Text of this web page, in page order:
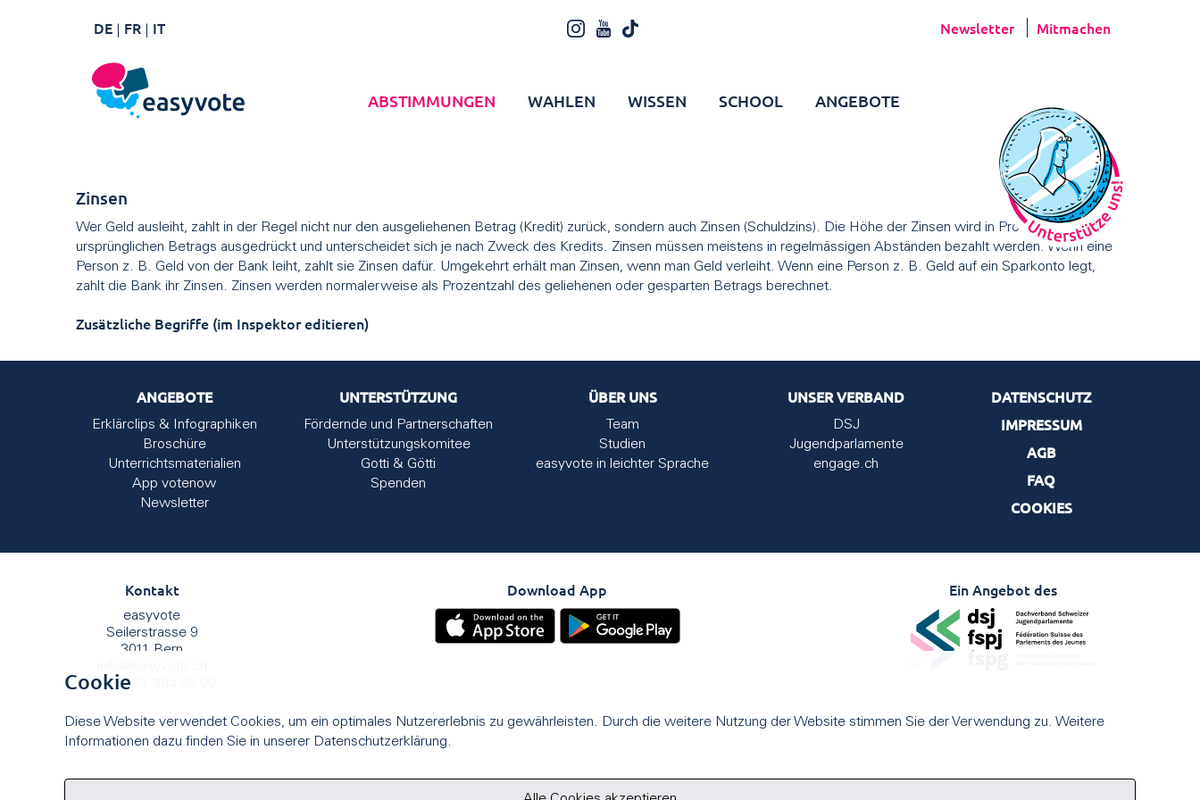
DE FR IT Newsletter Mitmachen
ABSTIMMUNGEN WAHLEN WISSEN SCHOOL ANGEBOTE
Zinsen
Wer Geld ausleiht, zahlt in der Regel nicht nur den ausgeliehenen Betrag (Kredit) zurück, sondern auch Zinsen (Schuldzins). Die Höhe der Zinsen wird in Prozent des
ursprünglichen Betrags ausgedrückt und unterscheidet sich je nach Zweck des Kredits. Zinsen müssen meistens in regelmässigen Abständen bezahlt werden. Wenn eine
Person z. B. Geld von der Bank leiht, zahlt sie Zinsen dafür. Umgekehrt erhält man Zinsen, wenn man Geld verleiht. Wenn eine Person z. B. Geld auf ein Sparkonto legt,
zahlt die Bank ihr Zinsen. Zinsen werden normalerweise als Prozentzahl des geliehenen oder gesparten Betrags berechnet.
Zusätzliche Begriffe (im Inspektor editieren)
ANGEBOTE
Erklärclips & Infographiken
Broschüre
Unterrichtsmaterialien
App votenow
Newsletter
UNTERSTÜTZUNG
Fördernde und Partnerschaften
Unterstützungskomitee
Gotti & Götti
Spenden
ÜBER UNS
Team
Studien
easyvote in leichter Sprache
UNSER VERBAND
DSJ
Jugendparlamente
engage.ch
DATENSCHUTZ
IMPRESSUM
AGB
FAQ
COOKIES
Kontakt
easyvote
Seilerstrasse 9
3011 Bern
+41 (0)31 384 08 09
Download App Ein Angebot des
Cookie
Diese Website verwendet Cookies, um ein optimales Nutzererlebnis zu gewährleisten. Durch die weitere Nutzung der Website stimmen Sie der Verwendung zu. Weitere
Informationen dazu finden Sie in unserer Datenschutzerklärung.